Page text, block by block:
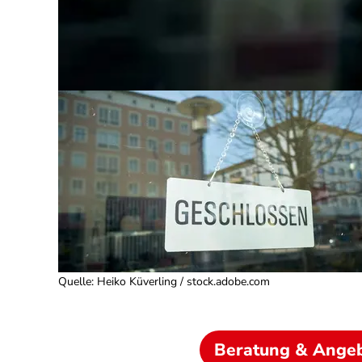
Quelle: Heiko Küverling / stock.adobe.com
Beratung &